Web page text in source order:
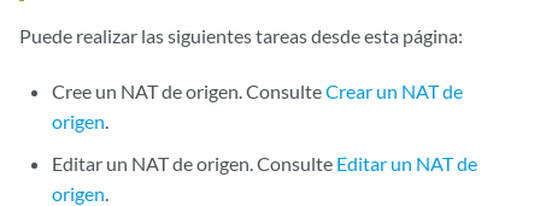
Puede realizar las siguientes tareas desde esta página:
Cree un NAT de origen. ConsulteCrear un NAT de
origen.
Editar un NAT de origen. Consulte Editar un NAT de
origen.